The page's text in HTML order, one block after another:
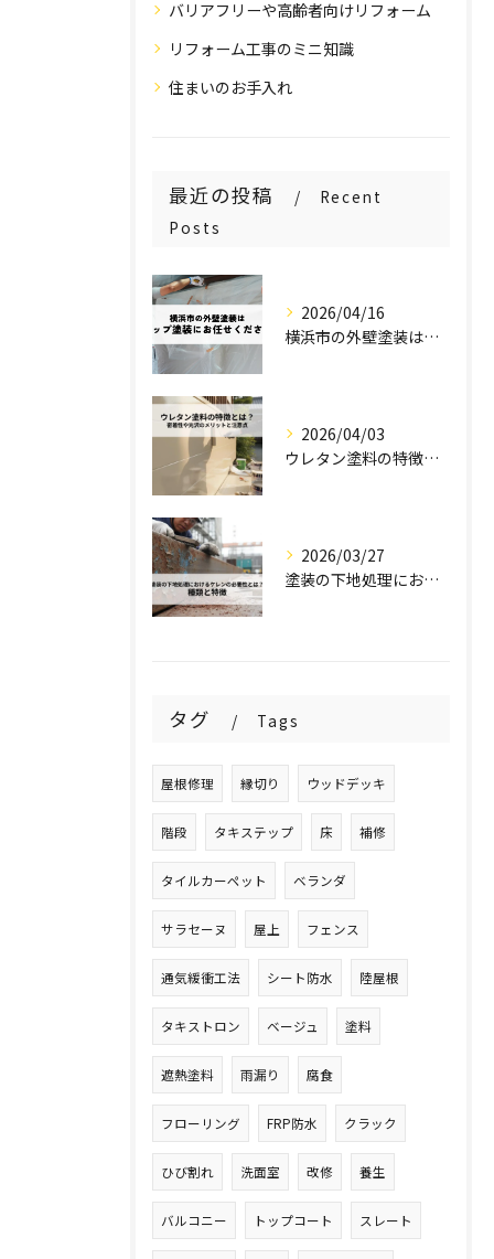
バリアフリーや高齢者向けリフォーム
リフォーム工事のミニ知識
住まいのお手入れ
最近の投稿
Recent
Posts
2026/04/16
横浜市の外壁塗装はステップ塗装にお任せください！
2026/04/03
ウレタン塗料の特徴とは？密着性や光沢のメリットと注意点を解説！
2026/03/27
塗装の下地処理におけるケレンの必要性とは？種類と特徴を解説！
タグ Tags
屋根修理 縁切り ウッドデッキ
階段 タキステップ 床 補修
タイルカーペット ベランダ
サラセーヌ 屋上 フェンス
通気緩衝工法 シート防水 陸屋根
タキストロン ベージュ 塗料
遮熱塗料 雨漏り 腐食
フローリング FRP防水 クラック
ひび割れ 洗面室 改修 養生
バルコニー トップコート スレート